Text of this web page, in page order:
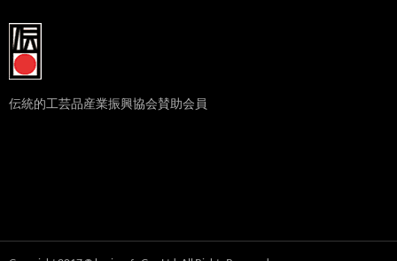
伝統的工芸品産業振興協会賛助会員